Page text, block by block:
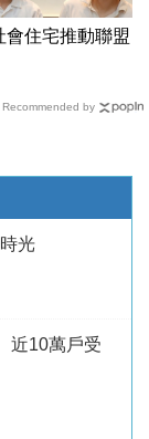
會住宅推動聯盟
Recommended by
光
近10萬戶受